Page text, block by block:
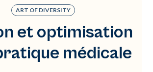
ART OF DIVERSITY
et optimisation
médicale